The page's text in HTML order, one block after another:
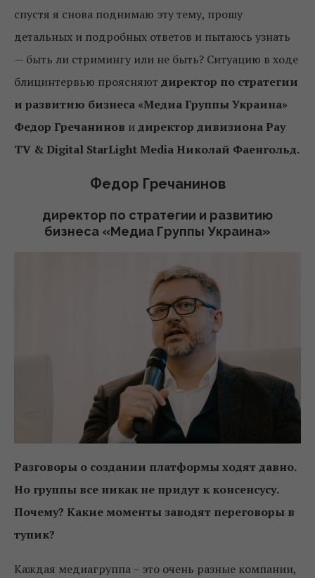
спустя я снова поднимаю эту тему, прошу
детальных и подробных ответов и пытаюсь узнать
— быть ли стримингу или не быть? Ситуацию в ходе
блицинтервью проясняют директор по стратегии
и развитию бизнеса «Медиа Группы Украина»
Федор Гречанинов идиректор дивизиона Pay
TV & Digital StarLight Media Николай Фаенгольд.
Федор Гречанинов
директор по стратегии и развитию
бизнеса «Медиа Группы Украина»
Разговоры о создании платформы ходят давно.
Но группы все никак не придут к консенсусу.
Почему? Какие моменты заводят переговоры в
тупик?
Каждая медиагруппа – это очень разные компании,